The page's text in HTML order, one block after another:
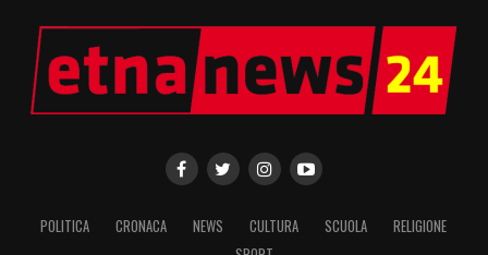
POLITICA CRONACA NEWS CULTURA SCUOLA
RELIGIONE